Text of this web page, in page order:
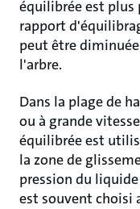
équilibrée est plus
rapport
peut être
l'arbre.
Dans la plage de
ou à grande
équilibrée est
la zone de
pression du
est souvent choisi